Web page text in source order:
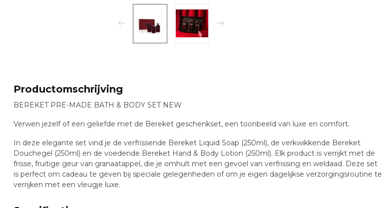
Productomschrijving
BEREKET PRE-MADE BATH & BODY SET NEW
Verwen jezelf of een geliefde met de Bereket geschenkset, een toonbeeld van luxe en comfort.
In deze elegante set vind je de verfrissende Bereket Liquid Soap (250ml), de verkwikkende Bereket
Douchegel (250ml) en de voedende Bereket Hand & Body Lotion (250ml). Elk product is verrijkt met de
frisse, fruitige geur van granaatappel, die je omhult met een gevoel van verfrissing en weldaad. Deze set
is perfect om cadeau te geven bij speciale gelegenheden of om je eigen dagelijkse verzorgingsroutine te
verrijken met een vleugje luxe.